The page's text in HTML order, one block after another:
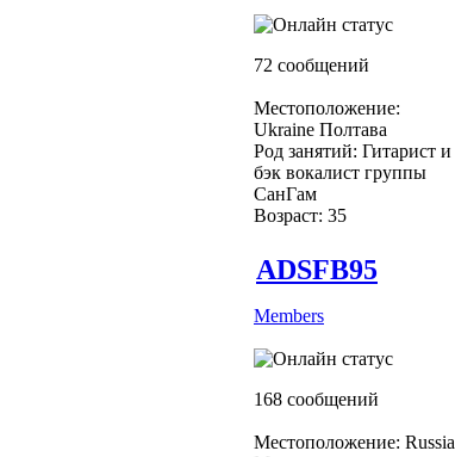
72 сообщений
Местоположение:
Ukraine Полтава
Род занятий: Гитарист и
бэк вокалист группы
СанГам
Возраст: 35
ADSFB95
Members
168 сообщений
Местоположение: Russia